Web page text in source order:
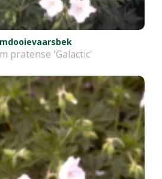
pratense 'Galactic'